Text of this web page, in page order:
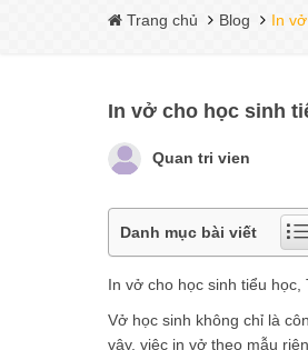
Trang chủ Blog In
In vở cho học sinh
Quan tri vien
Danh mục bài viết
In vở cho học sinh tiểu
Vở học sinh không chỉ là
vậy, việc in vở theo mẫu